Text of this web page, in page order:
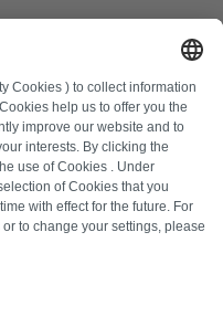
d'erreur
nous